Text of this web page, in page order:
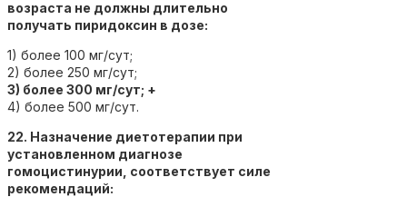
возраста не должны длительно
получать пиридоксин в дозе:
1) более 100 мг/сут;
2) более 250 мг/сут;
3) более 300 мг/сут; +
4) более 500 мг/сут.
22. Назначение диетотерапии при
установленном диагнозе
гомоцистинурии, соответствует силе
рекомендаций: